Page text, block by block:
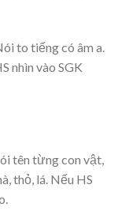
to tiếng có âm a.
nhìn vào SGK
tên từng con vật,
thỏ, lá. Nếu HS